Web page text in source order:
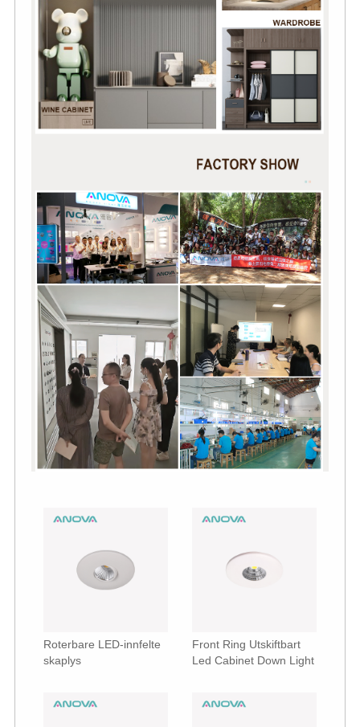
Roterbare LED-innfelte
skaplys
Front Ring Utskiftbart
Led Cabinet Down Light